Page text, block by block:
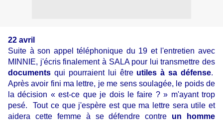
22 avril
Suite à son appel téléphonique du 19 et l'entretien avec
MINNIE, j'écris finalement à SALA pour lui transmettre des
documents qui pourraient lui être utiles à sa défense.
Après avoir fini ma lettre, je me sens soulagée, le poids de
la décision « est-ce que je dois le faire ? » m'ayant trop
pesé. Tout ce que j'espère est que ma lettre sera utile et
aidera cette femme à se défendre contre un homme